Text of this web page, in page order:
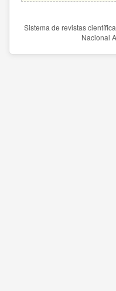
Sistema de revistas
Nacional